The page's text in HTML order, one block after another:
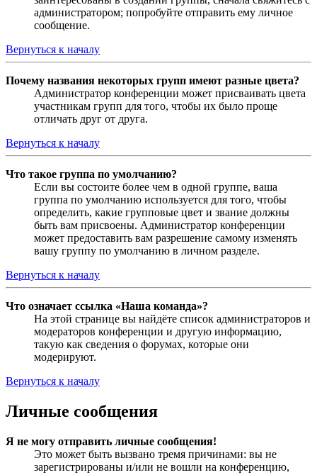
администратором; попробуйте отправить ему личное
сообщение.
Вернуться к началу
Почему названия некоторых групп имеют разные цвета?
Администратор конференции может присваивать цвета
участникам групп для того, чтобы их было проще
отличать друг от друга.
Вернуться к началу
Что такое группа по умолчанию?
Если вы состоите более чем в одной группе, ваша
группа по умолчанию используется для того, чтобы
определить, какие групповые цвет и звание должны
быть вам присвоены. Администратор конференции
может предоставить вам разрешение самому изменять
вашу группу по умолчанию в личном разделе.
Вернуться к началу
Что означает ссылка «Наша команда»?
На этой странице вы найдёте список администраторов и
модераторов конференции и другую информацию,
такую как сведения о форумах, которые они
модерируют.
Вернуться к началу
Личные сообщения
Я не могу отправить личные сообщения!
Это может быть вызвано тремя причинами: вы не
зарегистрированы и/или не вошли на конференцию,